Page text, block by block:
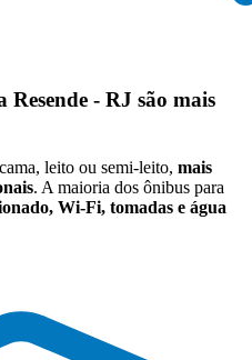
- RJ são mais
leito ou semi-leito, mais
. A maioria dos ônibus para
Wi-Fi, tomadas e água